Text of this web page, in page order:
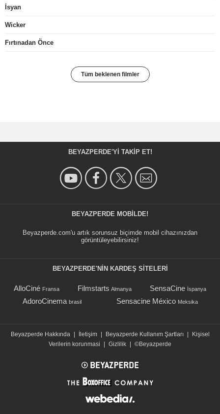
İsyan
Wicker
Fırtınadan Önce
Tüm beklenen filmler
BEYAZPERDE'YI TAKIP ET!
BEYAZPERDE MOBILDE!
Beyazperde.com'u artık sorunsuz biçimde mobil cihazınızdan
görüntüleyebilirsiniz!
BEYAZPERDE'NIN KARDEŞ SİTELERİ
AlloCiné Fransa Filmstarts Almanya SensaCine İspanya
AdoroCinema brasil Sensacine México Meksika
Beyazperde Hakkında İletişim Beyazperde Kullanım Şartları
Kişisel
Verilerin korunmasi
Gizlilik ©Beyazperde